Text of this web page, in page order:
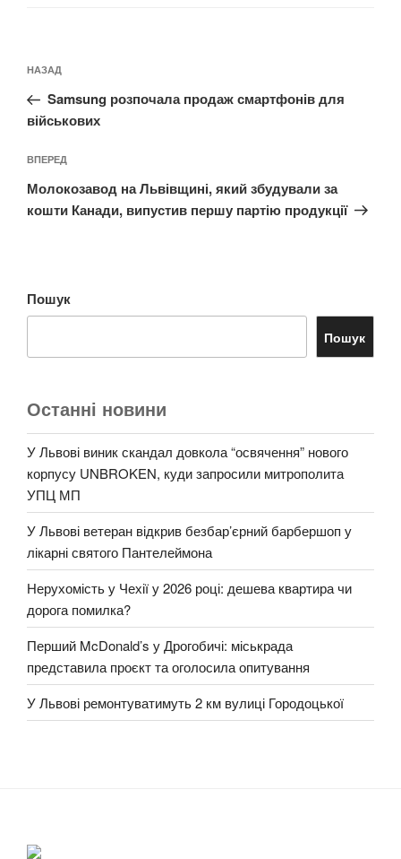
записів
Попередній
запис:
НАЗАД
Samsung розпочала продаж смартфонів для
військових
Наступний
запис
ВПЕРЕД
Молокозавод на Львівщині, який збудували за
кошти Канади, випустив першу партію продукції
Пошук
Пошук
Останні новини
У Львові виник скандал довкола “освячення” нового
корпусу UNBROKEN, куди запросили митрополита
УПЦ МП
У Львові ветеран відкрив безбар’єрний барбершоп у
лікарні святого Пантелеймона
Нерухомість у Чехії у 2026 році: дешева квартира чи
дорога помилка?
Перший McDonald’s у Дрогобичі: міськрада
представила проєкт та оголосила опитування
У Львові ремонтуватимуть 2 км вулиці Городоцької